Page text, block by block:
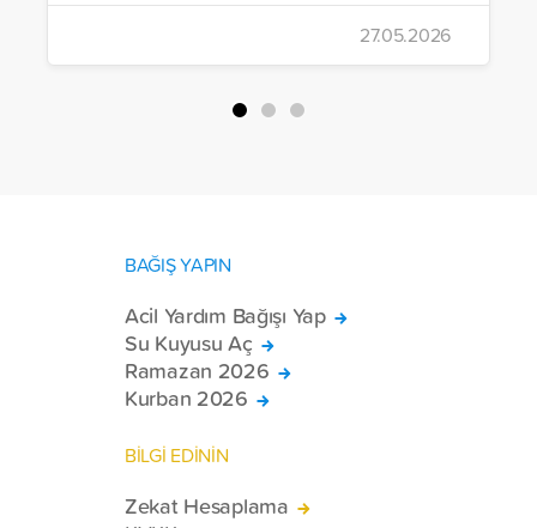
çalışmalarını aralıksız sürdürüyor. Vakıf,
yürütülen son projeyle Suriye’nin Şam,
Halep, Hama, Humus ve İdlib
bölgelerinde zor şartlarda yaşayan
27.05.2026
BAĞIŞ YAPIN
Acil Yardım Bağışı Yap
Su Kuyusu Aç
Ramazan 2026
Kurban 2026
BİLGİ EDİNİN
Zekat Hesaplama